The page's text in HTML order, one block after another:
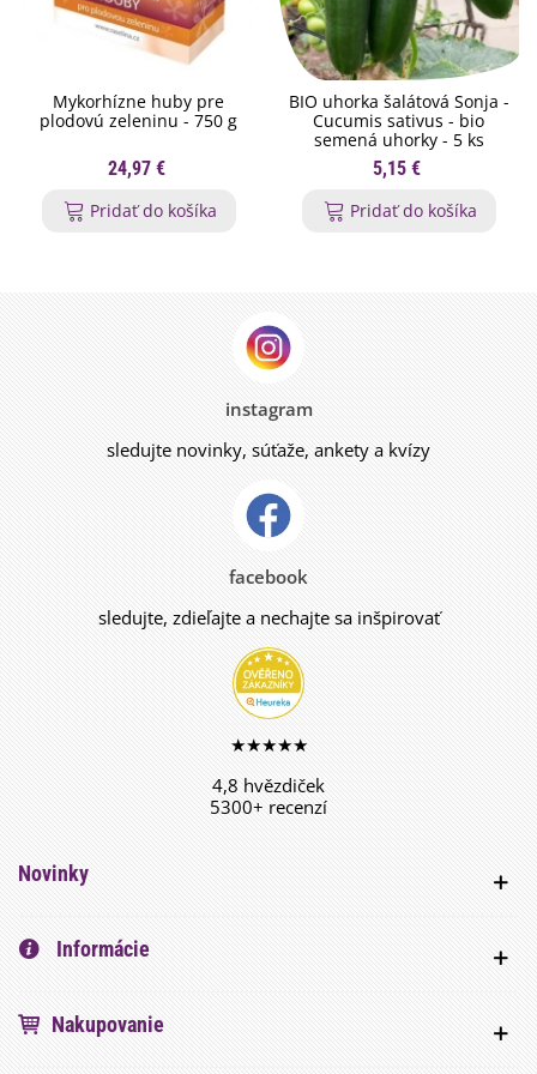
Mykorhízne huby pre
plodovú zeleninu - 750 g
24,97 €
Pridať do košíka
BIO uhorka šalátová Sonja -
Cucumis sativus - bio
semená uhorky - 5 ks
5,15 €
Pridať do košíka
instagram
sledujte novinky, súťaže, ankety a kvízy
facebook
sledujte, zdieľajte a nechajte sa inšpirovať
★★★★★
4,8 hvězdiček
5300+ recenzí
Novinky
Informácie
Nakupovanie